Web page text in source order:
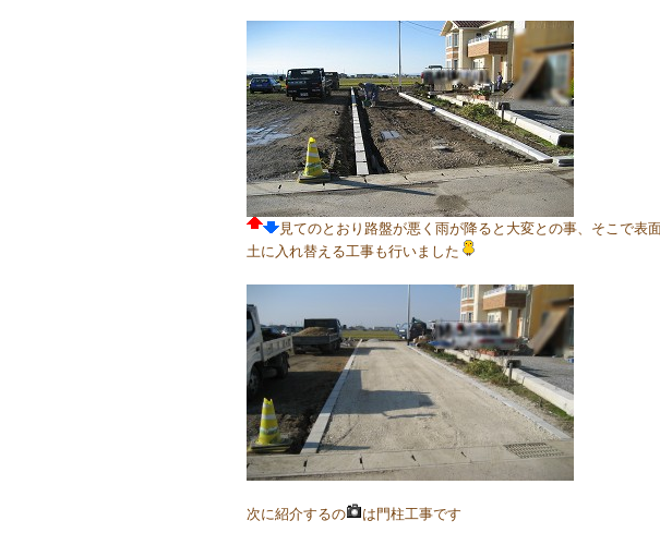
見てのとおり路盤が悪く雨が降ると大変との事、そこで表
土に入れ替える工事も行いました
次に紹介するの は門柱工事です